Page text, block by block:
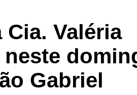
Cia. Valéria
neste
Gabriel